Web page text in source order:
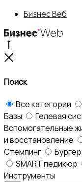
Бизнес Веб
Поиск
Все категории
Базы
Гелевая
Вспомогательные
и восстановление
Стемпинг
SMART педикюр
Инструменты